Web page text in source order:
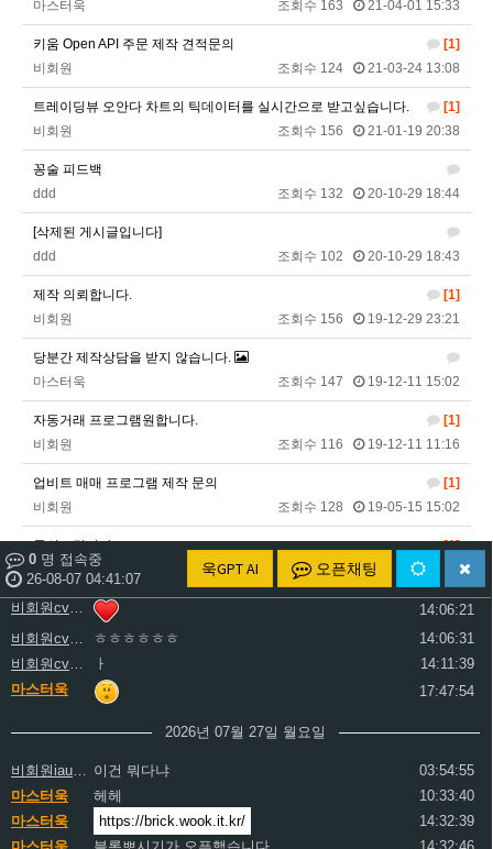
마스터욱
조회수 163 21-04-01 15:33
[1]
키움 Open API 주문 제작 견적문의
비회원
조회수 124 21-03-24 13:08
[1]
트레이딩뷰 오안다 차트의 틱데이터를 실시간으로 받고싶습니다.
비회원
조회수 156 21-01-19 20:38
꽁술 피드백
ddd
조회수 132 20-10-29 18:44
[삭제된 게시글입니다]
ddd
조회수 102 20-10-29 18:43
[1]
제작 의뢰합니다.
비회원
조회수 156 19-12-29 23:21
당분간 제작상담을 받지 않습니다.
마스터욱
조회수 147 19-12-11 15:02
[1]
자동거래 프로그램원합니다.
비회원
조회수 116 19-12-11 11:16
[1]
업비트 매매 프로그램 제작 문의
비회원
조회수 128 19-05-15 15:02
[1]
문의드립니다.
비회원
조회수 126 19-03-25 15:48
[1]
Cafe24 도매몰 웹크롤링을 기반으로 한 상품 정보 추출 문의
비회원
19-02-22 18:06
[4]
천안 외대어학원 데일리 리포트(Daily Report) 커스터마이징
마스터욱
19-01-07 19:26
1
0 명 접속중
26-08-07 04:41:08
욱GPT AI 오픈채팅
마스터욱
11:58:03
2026년 05월 21일 목요일
비회원9tru8ld4qjt3dvl7a9mj7gn808 hk 17:25:29
2026년 06월 29일 월요일
비회원cv1rccvcel78c8euddvjfsl49j ㅣ
13:55:14
13:55:19
비회원cv1rccvcel78c8euddvjfsl49j ㅏ
13:55:22
비회원cv1rccvcel78c8euddvjfsl49j
13:55:34
비회원cv1rccvcel78c8euddvjfsl49j
13:55:34
비회원cv1rccvcel78c8euddvjfsl49j
13:55:34
비회원cv1rccvcel78c8euddvjfsl49j ㅓ
14:01:45
비회원cv1rccvcel78c8euddvjfsl49j
14:01:47
비회원cv1rccvcel78c8euddvjfsl49j ㅏ
14:01:52
비회원cv1rccvcel78c8euddvjfsl49j
14:02:06
비회원cv1rccvcel78c8euddvjfsl49j
비회원cv1rccvcel78c8euddvjfsl49j
14:02:14
비회원cv1rccvcel78c8euddvjfsl49j
14:06:19
비회원cv1rccvcel78c8euddvjfsl49j
14:06:21
비회원cv1rccvcel78c8euddvjfsl49j
ㅎㅎㅎㅎㅎㅎ
14:06:31
비회원cv1rccvcel78c8euddvjfsl49j
ㅏ
14:11:39
마스터욱
17:47:54
2026년 07월 27일 월요일
비회원iau357cgt389v44tjr9dqb2ml0 이건 뭐다냐
03:54:55
마스터욱
헤헤
10:33:40
마스터욱
https://brick.wook.it.kr/
14:32:39